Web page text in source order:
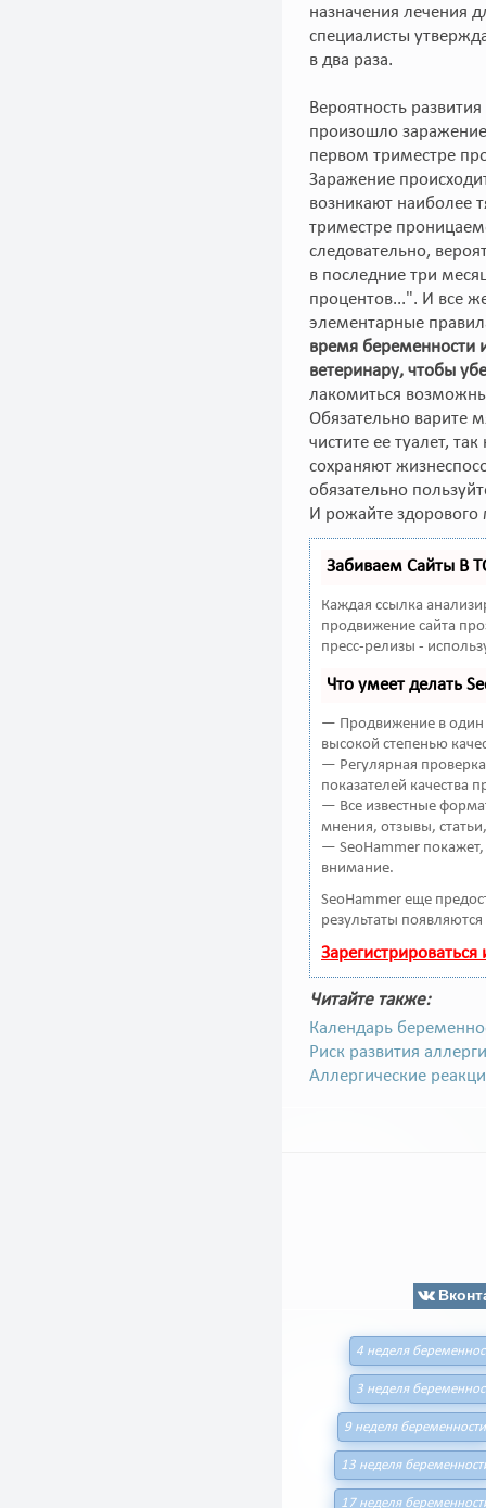
назначения лечения
специалисты
в два раза.
Вероятность
произошло
первом триместре
Заражение
возникают наиболее
триместре
следовательно,
в последние три
процентов...". И все
элементарные
время беременности
ветеринару, чтобы
лакомиться
Обязательно варите
чистите ее туалет,
сохраняют
обязательно
И рожайте
Забиваем Сайты В
Каждая ссылка
продвижение сайта
пресс-релизы -
Что умеет делать
— Продвижение в один
высокой степенью
— Регулярная
показателей качества
— Все известные
мнения, отзывы,
— SeoHammer покажет,
внимание.
SeoHammer еще
результаты
Читайте также:
Календарь
Риск развития
Аллергические
4 неделя
3 неделя
9 неделя беременности
13 неделя
17 неделя